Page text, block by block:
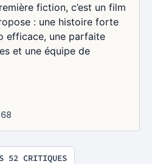
fiction, c’est un film
: une histoire forte
efficace, une parfaite
et une équipe de
52 CRITIQUES